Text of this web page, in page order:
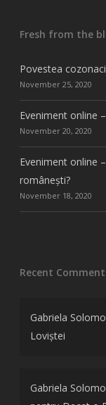
Fresh from the
Povestea
November 25, 2020
Eveniment online
November 20, 2020
Eveniment online
românești?
November 18, 2020
Recent
Gabriela
Loviștei
Gabriela